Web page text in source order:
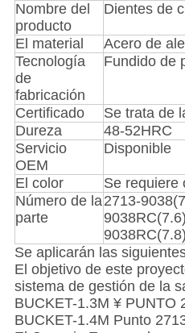
Nombre del
producto
Dientes de
El material
Acero de
Tecnología
de
fabricación
Fundido de
Certificado
Se trata de
Dureza
48-52HRC
Servicio
OEM
Disponible
El color
Se requiere
Número de la
parte
2713-
9038RC(7.8)
Se aplicarán las
El objetivo de este
sistema de gestión de la
BUCKET-1.3M ¥ PUNTO
BUCKET-1.4M Punto